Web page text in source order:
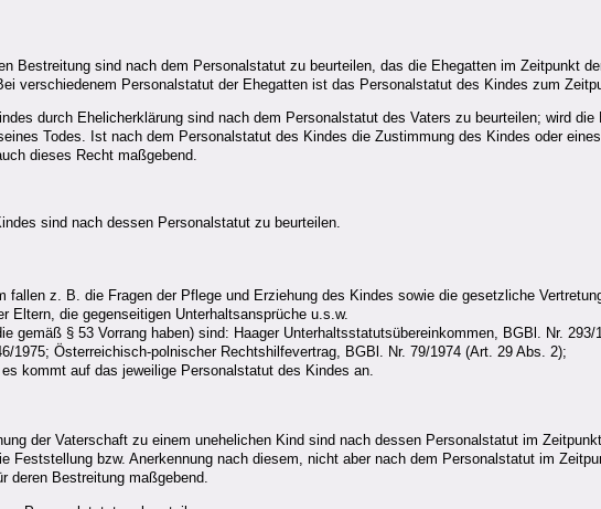
Bestreitung sind nach dem Personalstatut zu beurteilen, das die Ehegatten im Zeitpunkt
verschiedenem Personalstatut der Ehegatten ist das Personalstatut des Kindes zum
durch Ehelicherklärung sind nach dem Personalstatut des Vaters zu beurteilen; wird
Todes. Ist nach dem Personalstatut des Kindes die Zustimmung des Kindes oder
dieses Recht maßgebend.
sind nach dessen Personalstatut zu beurteilen.
fallen z. B. die Fragen der Pflege und Erziehung des Kindes sowie die gesetzliche
Eltern, die gegenseitigen Unterhaltsansprüche u.s.w.
gemäß § 53 Vorrang haben) sind: Haager Unterhaltsstatutsübereinkommen, BGBl. Nr. 293/
1975; Österreichisch-polnischer Rechtshilfevertrag, BGBl. Nr. 79/1974 (Art. 29 Abs. 2);
kommt auf das jeweilige Personalstatut des Kindes an.
der Vaterschaft zu einem unehelichen Kind sind nach dessen Personalstatut im
Feststellung bzw. Anerkennung nach diesem, nicht aber nach dem Personalstatut im
deren Bestreitung maßgebend.